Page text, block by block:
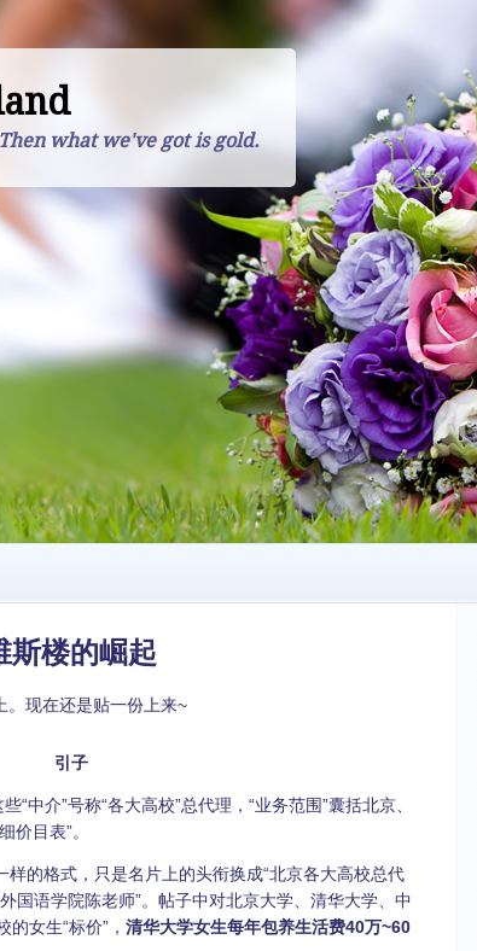
what we've got is gold.
斯楼的崛起
现在还是贴一份上来~
引子
“中介”号称“各大高校”总代理，“业务范围”囊括北京、
价目表”。
的格式，只是名片上的头衔换成“北京各大高校总代
国语学院陈老师”。帖子中对北京大学、清华大学、中
女生“标价”， 清华大学女生每年包养生活费40万~60